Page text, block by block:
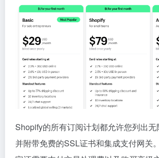
Shopify的所有订阅计划都允许您列出无
并附带免费的SSL证书和集成支付网关